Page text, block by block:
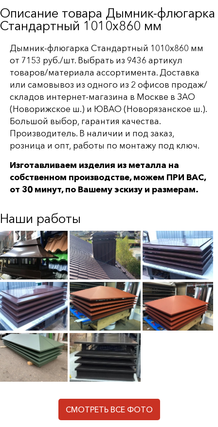
Описание товара Дымник-флюгарка
Стандартный 1010х860 мм
Дымник-флюгарка Стандартный 1010х860 мм
от 7153 руб./шт. Выбрать из 9436 артикул
товаров/материала ассортимента. Доставка
или самовывоз из одного из 2 офисов продаж/
складов интернет-магазина в Москве в ЗАО
(Новорижское ш.) и ЮВАО (Новорязанское ш.).
Большой выбор, гарантия качества.
Производитель. В наличии и под заказ,
розница и опт, работы по монтажу под ключ.
Изготавливаем изделия из металла на
собственном производстве, можем ПРИ ВАС,
от 30 минут, по Вашему эскизу и размерам.
Наши работы
СМОТРЕТЬ ВСЕ ФОТО